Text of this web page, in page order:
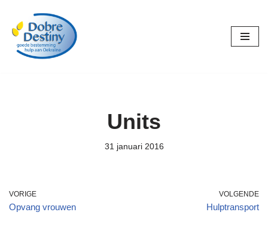
Ga
naar
Units
31 januari 2016
VORIGE
Opvang vrouwen
VOLGENDE
Hulptransport